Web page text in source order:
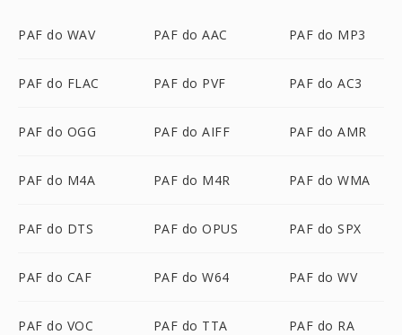
PAF do WAV PAF do AAC PAF do MP3
PAF do FLAC PAF do PVF PAF do AC3
PAF do OGG PAF do AIFF PAF do AMR
PAF do M4A PAF do M4R PAF do WMA
PAF do DTS PAF do OPUS PAF do SPX
PAF do CAF PAF do W64 PAF do WV
PAF do VOC PAF do TTA PAF do RA